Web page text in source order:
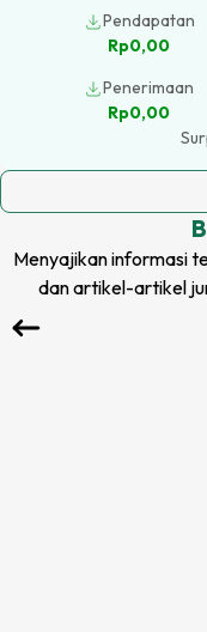
Pendapatan
Rp0,00
Penerimaan
Rp0,00
Menyajikan informasi
dan artikel-artikel